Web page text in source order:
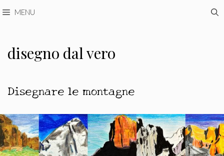
MENU
disegno dal vero
Disegnare le montagne